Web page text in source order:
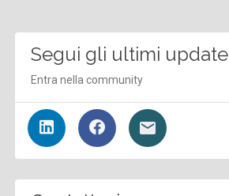
Segui gli ultimi update
Entra nella community